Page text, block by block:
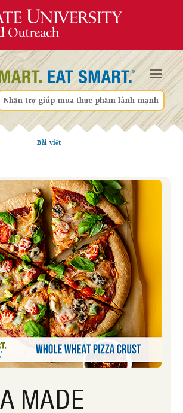
Nhận trợ giúp mua thực phẩm lành mạnh
Bài viết
MADE